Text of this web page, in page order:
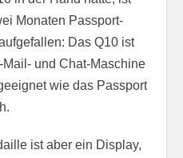
Monaten Passport-
Das Q10 ist
und Chat-Maschine
wie das Passport
ist aber ein Display,